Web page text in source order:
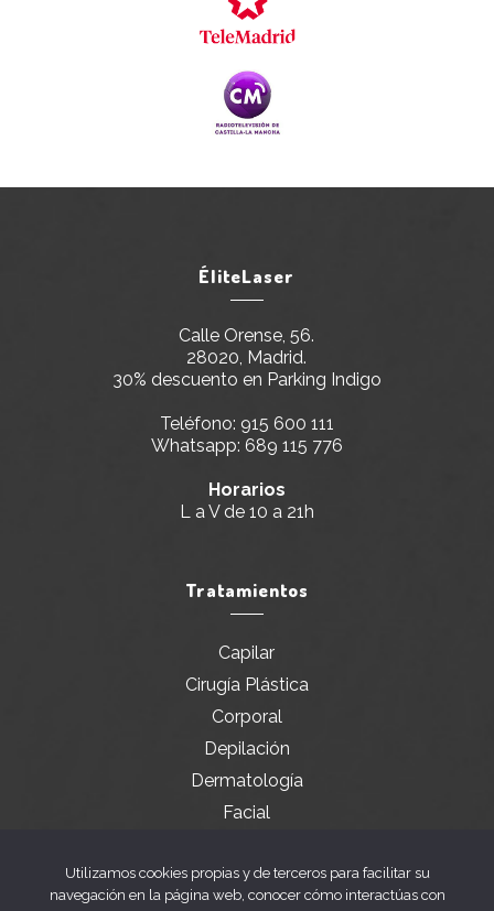
ÉliteLaser
Calle Orense, 56.
28020, Madrid.
30% descuento en Parking Indigo
Teléfono: 915 600 111
Whatsapp: 689 115 776
Horarios
L a V de 10 a 21h
Tratamientos
Capilar
Cirugía Plástica
Corporal
Depilación
Dermatología
Facial
Utilizamos cookies propias y de terceros para facilitar su
navegación en la página web, conocer cómo interactúas con